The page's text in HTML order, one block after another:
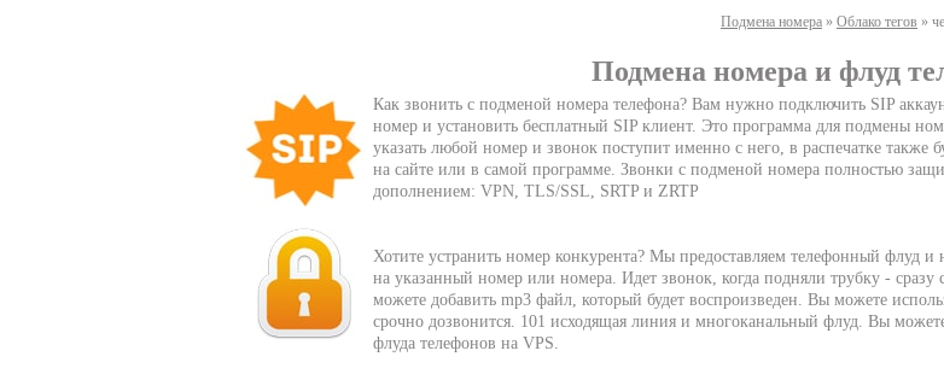
Подмена номера » Облако тегов »
Подмена номера и флуд
Как звонить с подменой номера телефона? Вам нужно подключить SIP
номер и установить бесплатный SIP клиент. Это программа для подмены
указать любой номер и звонок поступит именно с него, в распечатке
на сайте или в самой программе. Звонки с подменой номера полностью
дополнением: VPN, TLS/SSL, SRTP и ZRTP
Хотите устранить номер конкурента? Мы предоставляем телефонный флуд
на указанный номер или номера. Идет звонок, когда подняли трубку -
можете добавить mp3 файл, который будет воспроизведен. Вы можете
срочно дозвонится. 101 исходящая линия и многоканальный флуд. Вы
флуда телефонов на VPS.